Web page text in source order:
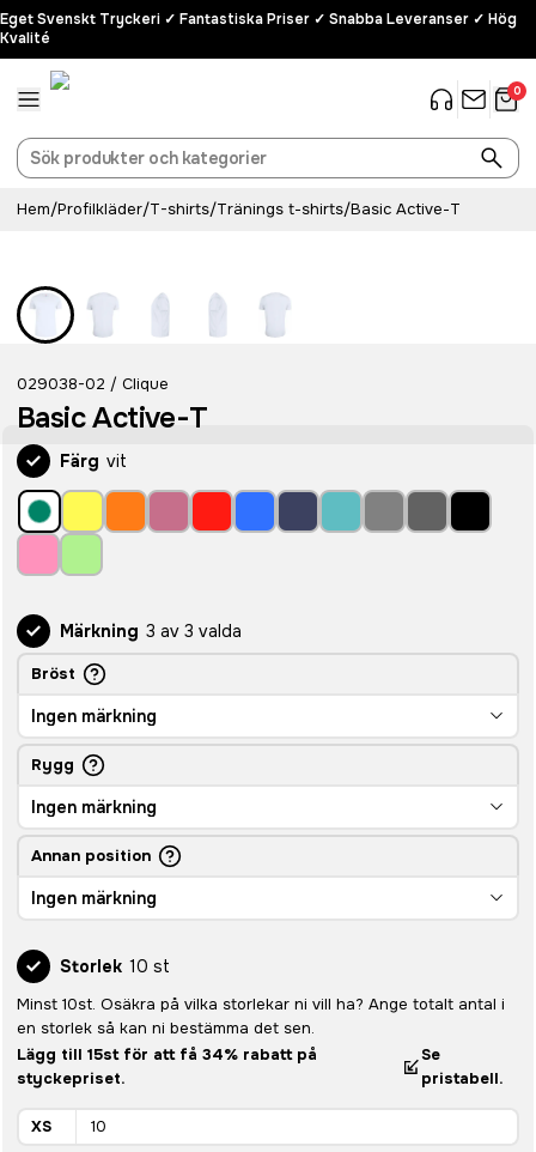
Eget Svenskt Tryckeri ✓ Fantastiska Priser ✓ Snabba Leveranser ✓ Hög
Kvalité
0
Hem/Profilkläder/T-shirts/Tränings t-shirts/Basic Active-T
Populär
029038-02 / Clique
Basic Active-T
Färg vit
Märkning 3 av 3 valda
Bröst
Ingen märkning
Rygg
Ingen märkning
Annan position
Ingen märkning
Storlek 10 st
Minst 10st. Osäkra på vilka storlekar ni vill ha? Ange totalt antal i
en storlek så kan ni bestämma det sen.
Lägg till 15st för att få 34% rabatt på
styckepriset.
Se
pristabell.
XS